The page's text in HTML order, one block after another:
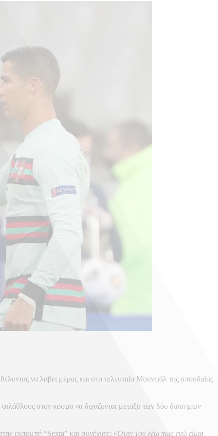
να λάβει μέρος και στο τελευταίο Μουντιάλ της σπουδαίας
στον κόσμο να διχάζονται μεταξύ των δύο διάσημων
εκπομπή “Sexta” και συνέχισε: «Όταν του λέω πως εγώ είμαι